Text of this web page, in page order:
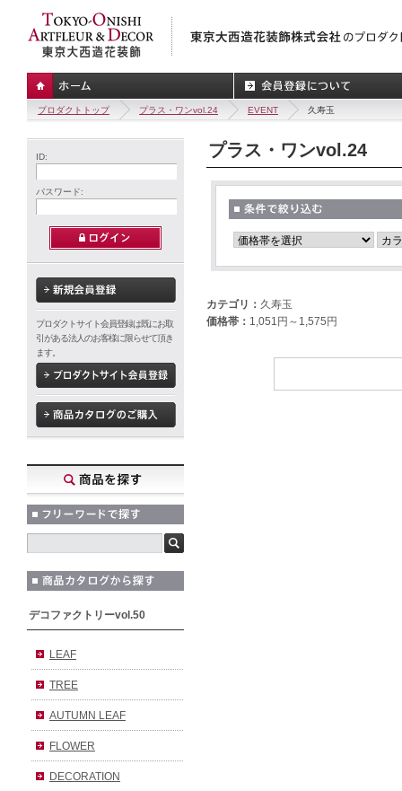
プロダクトトップ プラス・ワンvol.24 EVENT 久寿玉
ID:
パスワード:
プロダクトサイト会員登録は既にお取
引がある法人のお客様に限らせて頂き
ます。
デコファクトリーvol.50
LEAF
TREE
AUTUMN LEAF
FLOWER
DECORATION
プラス・ワンvol.24
カテゴリ： 久寿玉
価格帯： 1,051円～1,575円